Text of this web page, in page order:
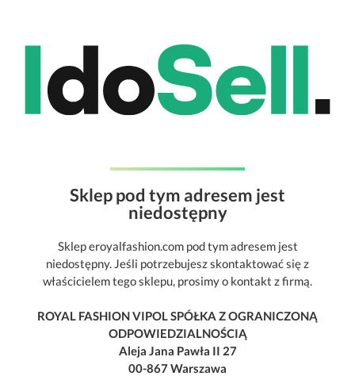
Sklep pod tym adresem jest
niedostępny
Sklep eroyalfashion.com pod tym adresem jest
niedostępny. Jeśli potrzebujesz skontaktować się z
właścicielem tego sklepu, prosimy o kontakt z firmą.
ROYAL FASHION VIPOL SPÓŁKA Z OGRANICZONĄ
ODPOWIEDZIALNOŚCIĄ
Aleja Jana Pawła II 27
00-867 Warszawa